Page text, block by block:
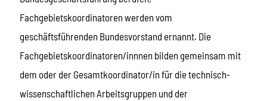
Fachgebietskoordinatoren werden vom
geschäftsführenden Bundesvorstand ernannt. Die
Fachgebietskoordinatoren/innnen bilden gemeinsam mit
dem oder der Gesamtkoordinator/in für die technisch-
wissenschaftlichen Arbeitsgruppen und der